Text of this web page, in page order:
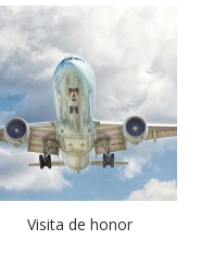
Visita de honor